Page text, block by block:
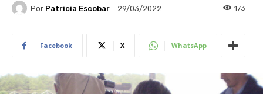
Por Patricia Escobar 29/03/2022 173
Facebook X WhatsApp